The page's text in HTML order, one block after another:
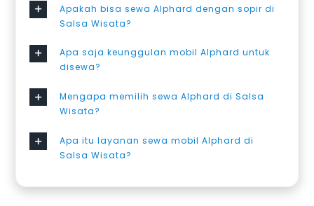
Apakah bisa sewa Alphard dengan sopir di
Salsa Wisata?
Apa saja keunggulan mobil Alphard untuk
disewa?
Mengapa memilih sewa Alphard di Salsa
Wisata?
Apa itu layanan sewa mobil Alphard di
Salsa Wisata?